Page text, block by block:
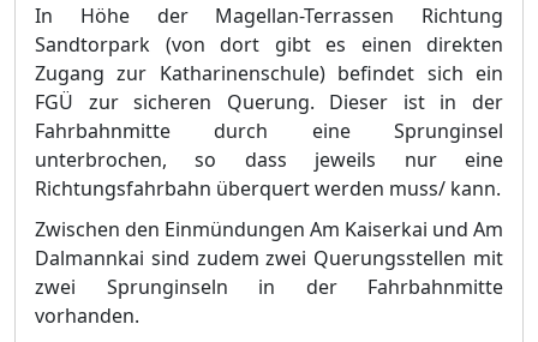
In Höhe der Magellan-Terrassen Richtung
Sandtorpark (von dort gibt es einen direkten
Zugang zur Katharinenschule) befindet sich ein
FGÜ zur sicheren Querung. Dieser ist in der
Fahrbahnmitte durch eine Sprunginsel
unterbrochen, so dass jeweils nur eine
Richtungsfahrbahn überquert werden muss/ kann.
Zwischen den Einmündungen Am Kaiserkai und Am
Dalmannkai sind zudem zwei Querungsstellen mit
zwei Sprunginseln in der Fahrbahnmitte
vorhanden.